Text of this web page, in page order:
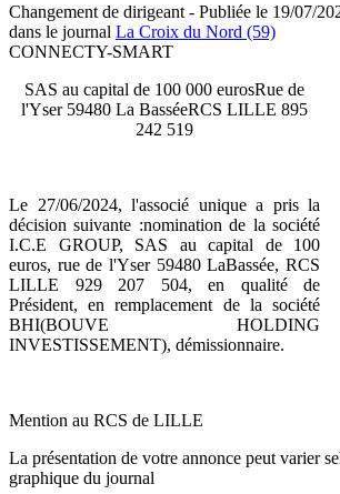
Changement de dirigeant - Publiée le 19/07/
dans le journal La Croix du Nord (59)
CONNECTY-SMART
SAS au capital de 100 000 eurosRue de
l'Yser 59480 La BasséeRCS LILLE 895
242 519
Le 27/06/2024, l'associé unique a pris la
décision suivante :nomination de la société
I.C.E GROUP, SAS au capital de 100
euros, rue de l'Yser 59480 LaBassée, RCS
LILLE 929 207 504, en qualité de
Président, en remplacement de la société
BHI(BOUVE HOLDING
INVESTISSEMENT), démissionnaire.
Mention au RCS de LILLE
La présentation de votre annonce peut varier
graphique du journal